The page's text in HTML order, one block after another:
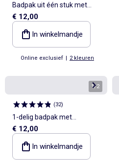
Badpak uit één stuk met
strikken op de schouders
€ 12,00
In winkelmandje
Online exclusief | 2 kleuren
1/2
(32)
1-delig badpak met
volantkraag
€ 12,00
In winkelmandje